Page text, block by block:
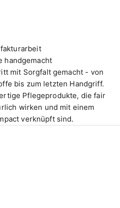
handgemacht
mit Sorgfalt gemacht - von
bis zum letzten Handgriff.
Pflegeprodukte, die fair
wirken und mit einem
verknüpft sind.